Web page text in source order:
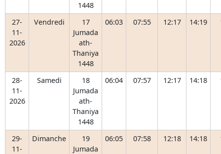
1448
27-
11-
2026
Vendredi
17
Jumada
ath-
Thaniya
1448
06:03 07:55 12:17 14:19
28-
11-
2026
Samedi
18
Jumada
ath-
Thaniya
1448
06:04 07:57 12:17 14:18
29-
11-
Dimanche
19
Jumada
06:05 07:58 12:18 14:18